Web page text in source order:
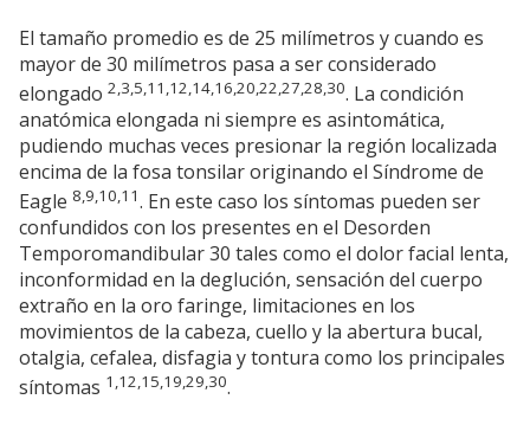
El tamaño promedio es de 25 milímetros y cuando es
mayor de 30 milímetros pasa a ser considerado
elongado 2,3,5,11,12,14,16,20,22,27,28,30. La condición
anatómica elongada ni siempre es asintomática,
pudiendo muchas veces presionar la región localizada
encima de la fosa tonsilar originando el Síndrome de
Eagle 8,9,10,11. En este caso los síntomas pueden ser
confundidos con los presentes en el Desorden
Temporomandibular 30 tales como el dolor facial lenta,
inconformidad en la deglución, sensación del cuerpo
extraño en la oro faringe, limitaciones en los
movimientos de la cabeza, cuello y la abertura bucal,
otalgia, cefalea, disfagia y tontura como los principales
síntomas 1,12,15,19,29,30.